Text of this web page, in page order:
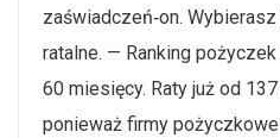
zaświadczeń‑on.
ratalne. — Ranking
60 miesięcy. Raty już od
ponieważ firmy